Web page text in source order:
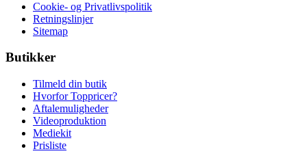
Cookie- og Privatlivspolitik
Retningslinjer
Sitemap
Butikker
Tilmeld din butik
Hvorfor Toppricer?
Aftalemuligheder
Videoproduktion
Mediekit
Prisliste